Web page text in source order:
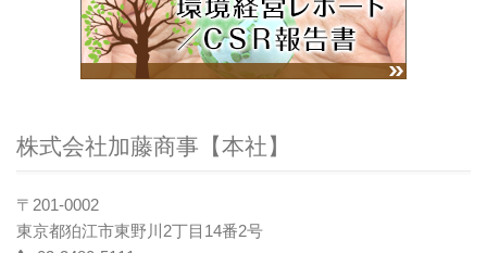
株式会社加藤商事【本社】
〒201-0002
東京都狛江市東野川2丁目14番2号